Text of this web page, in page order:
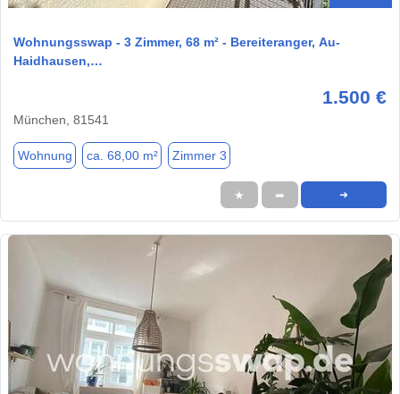
Wohnungsswap - 3 Zimmer, 68 m² - Bereiteranger, Au-
Haidhausen,…
1.500 €
München, 81541
Wohnung ca. 68,00 m² Zimmer 3
★ ➦ ➜